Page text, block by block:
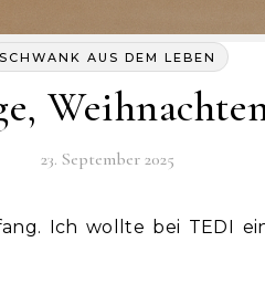
SCHWANK AUS DEM LEBEN
23. September 2025